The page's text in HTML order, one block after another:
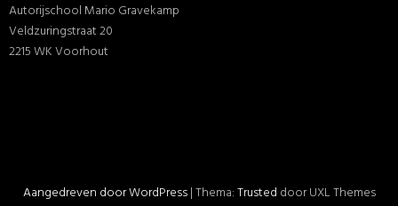
Autorijschool Mario Gravekamp
Veldzuringstraat 20
2215 WK Voorhout
Aangedreven door WordPress|Thema:Trusted door UXL Themes